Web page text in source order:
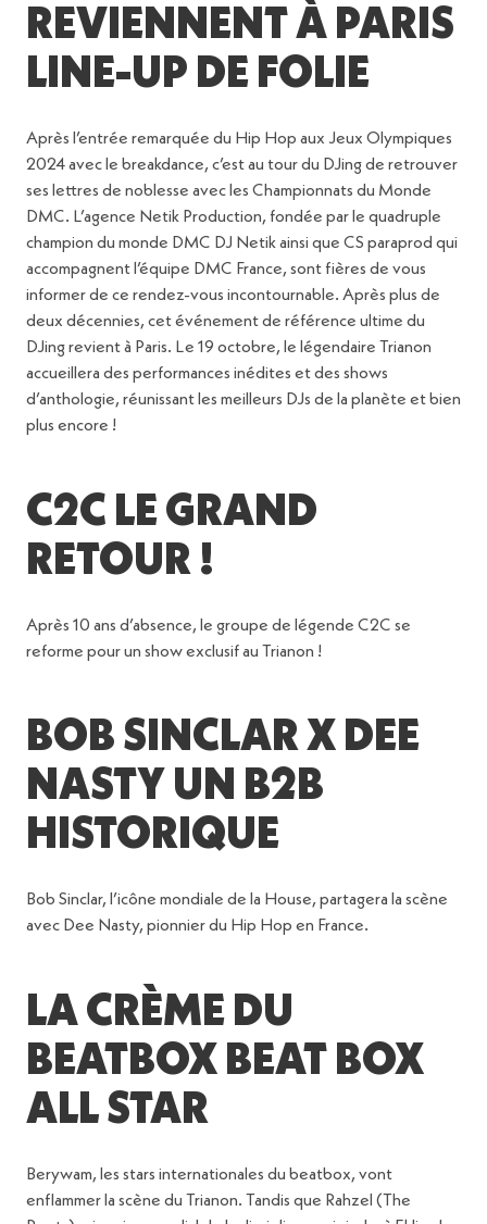
REVIENNENT À PARIS
LINE-UP DE FOLIE
Après l’entrée remarquée du Hip Hop aux Jeux Olympiques
2024 avec le breakdance, c’est au tour du DJing de retrouver
ses lettres de noblesse avec les Championnats du Monde
DMC. L’agence Netik Production, fondée par le quadruple
champion du monde DMC DJ Netik ainsi que CS paraprod qui
accompagnent l’équipe DMC France, sont fières de vous
informer de ce rendez-vous incontournable. Après plus de
deux décennies, cet événement de référence ultime du
DJing revient à Paris. Le 19 octobre, le légendaire Trianon
accueillera des performances inédites et des shows
d’anthologie, réunissant les meilleurs DJs de la planète et bien
plus encore !
C2C LE GRAND
RETOUR !
Après 10 ans d’absence, le groupe de légende C2C se
reforme pour un show exclusif au Trianon !
BOB SINCLAR X DEE
NASTY UN B2B
HISTORIQUE
Bob Sinclar, l’icône mondiale de la House, partagera la scène
avec Dee Nasty, pionnier du Hip Hop en France.
LA CRÈME DU
BEATBOX BEAT BOX
ALL STAR
Berywam, les stars internationales du beatbox, vont
enflammer la scène du Trianon. Tandis que Rahzel (The